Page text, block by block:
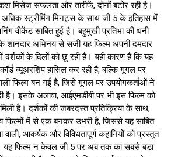
मिसेज सफलता और तारीफें, दोनों बटोर रही है।
स्ट्रीमिंग मिनट्स के साथ जी 5 के इतिहास में
वीकेंड साबित हुई है। बहुमुखी प्रतिभा की धनी
के शानदार अभिनय से सजी यह फिल्म अपनी दमदार
के दिलों को छू रही है। यही कारण है कि यह
व्यूअरशिप हासिल कर रही है, बल्कि गूगल पर
फिल्म बन गई है, जिसे गूगल पर उपयोगकर्ताओं ने
है। इसके अलावा, आईएमडीबी पर भी इस फिल्म को
है। दर्शकों की जबरदस्त प्रतिक्रिया के साथ,
फिल्मों में से एक बनकर उभरी है, जिससे यह साबित
वाली, आकर्षक और विविधतापूर्ण कहानियों को प्रस्तुत
यह फिल्म न केवल जी 5 पर अब तक का सबसे बड़ा